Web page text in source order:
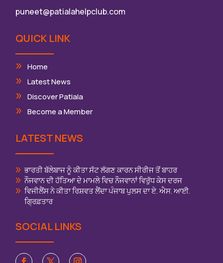
puneet@patialahelpclub.com
QUICK LINK
Home
Latest News
Discover Patiala
Become a Member
LATEST NEWS
ਭਾਰਤੀ ਬੱਲੇਬਾਜ ਨੂੰ ਕੀਤਾ ਸੱਟ ਲੱਗਣ ਕਾਰਨ ਸੀਰੀਜ ਤੋਂ ਬਾਹਰ
ਨੌਜਵਾਨ ਦੀ ਹੱਤਿਆ ਦੇ ਮਾਮਲੇ ਵਿਚ ਨੌਜਵਾਨਾਂ ਵਿਰੁੱਧ ਕੇਸ ਦਰਜ
ਵਿਜੀਲੈਂਸ ਨੇ ਕੀਤਾ ਰਿਸ਼ਵਤ ਲੈਂਦਾ ਪੰਜਾਬ ਪੁਲਸ ਦਾ ਏ. ਐਸ. ਆਈ.
ਗ੍ਰਿਫ਼ਤਾਰ
SOCIAL LINKS